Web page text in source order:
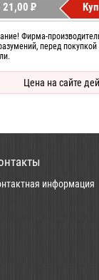
21,00P
УБ.
Фирма-
перед
Цена на сайте
информация